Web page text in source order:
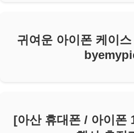
귀여운 아이폰 케이스
[아산 휴대폰 / 아이폰